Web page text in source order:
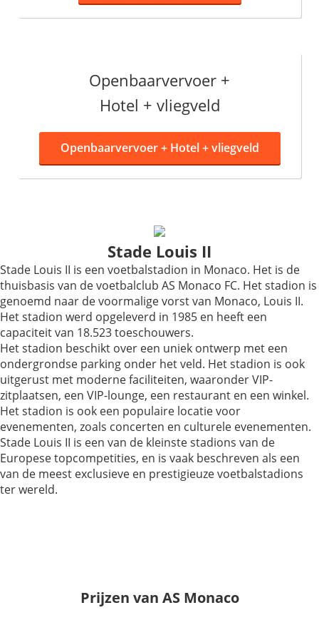
Openbaarvervoer +
Hotel + vliegveld
Openbaarvervoer + Hotel + vliegveld
Stade Louis II
Stade Louis II is een voetbalstadion in Monaco. Het is de
thuisbasis van de voetbalclub AS Monaco FC. Het stadion is
genoemd naar de voormalige vorst van Monaco, Louis II.
Het stadion werd opgeleverd in 1985 en heeft een
capaciteit van 18.523 toeschouwers.
Het stadion beschikt over een uniek ontwerp met een
ondergrondse parking onder het veld. Het stadion is ook
uitgerust met moderne faciliteiten, waaronder VIP-
zitplaatsen, een VIP-lounge, een restaurant en een winkel.
Het stadion is ook een populaire locatie voor
evenementen, zoals concerten en culturele evenementen.
Stade Louis II is een van de kleinste stadions van de
Europese topcompetities, en is vaak beschreven als een
van de meest exclusieve en prestigieuze voetbalstadions
ter wereld.
Prijzen van AS Monaco